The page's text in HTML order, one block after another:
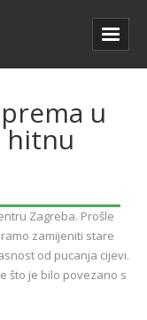
u
hitnu
Zagreba. Prošle
zamijeniti stare
od pucanja cijevi.
što je bilo povezano s